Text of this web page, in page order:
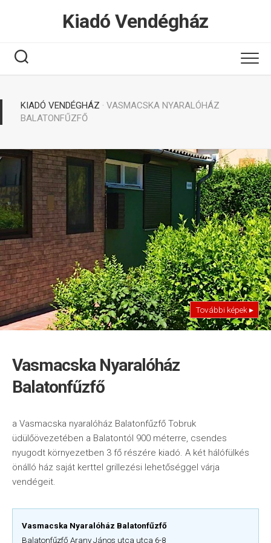
Kiadó Vendégház
KIADÓ VENDÉGHÁZ · VASMACSKA NYARALÓHÁZ
BALATONFŰZFŐ
További képek ▸
Vasmacska Nyaralóház
Balatonfűzfő
a Vasmacska nyaralóház Balatonfűzfő Tobruk
üdülőövezetében a Balatontól 900 méterre, csendes
nyugodt környezetben 3 fő részére kiadó. A két hálófülkés
önálló ház saját kerttel grillezési lehetőséggel várja
vendégeit.
Vasmacska Nyaralóház Balatonfűzfő
Balatonfűzfő Arany János utca utca 6-8